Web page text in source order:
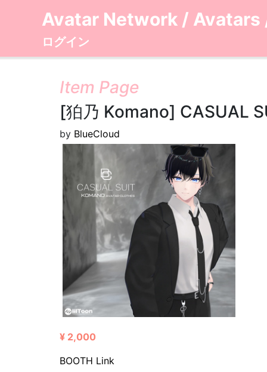
Avatar Network / Avatars
ログイン
Item Page
[狛乃 Komano] CASUAL
by BlueCloud
¥ 2,000
BOOTH Link